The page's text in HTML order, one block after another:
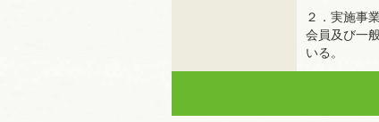
２．実施事
会員及び一
いる。